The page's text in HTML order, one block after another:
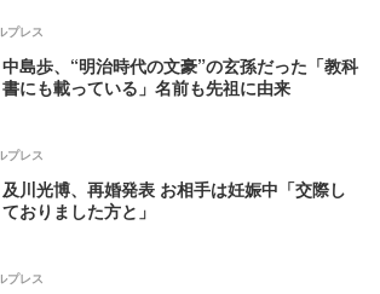
プレス
中島歩、“明治時代の文豪”の玄孫だった「教科
書にも載っている」名前も先祖に由来
プレス
及川光博、再婚発表 お相手は妊娠中「交際し
ておりました方と」
プレス